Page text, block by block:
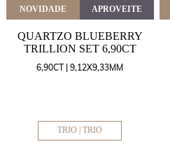
NOVIDADE APROVEITE
QUARTZO BLUEBERRY
TRILLION SET 6,90CT
6,90CT | 9,12X9,33MM
TRIO | TRIO